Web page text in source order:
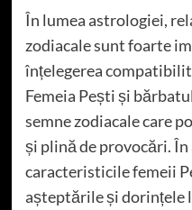
În lumea astrologiei,
zodiacale sunt foarte
înțelegerea
Femeia Pești și
semne zodiacale care
și plină de provocări.
caracteristicile femeii
așteptările și dorințele